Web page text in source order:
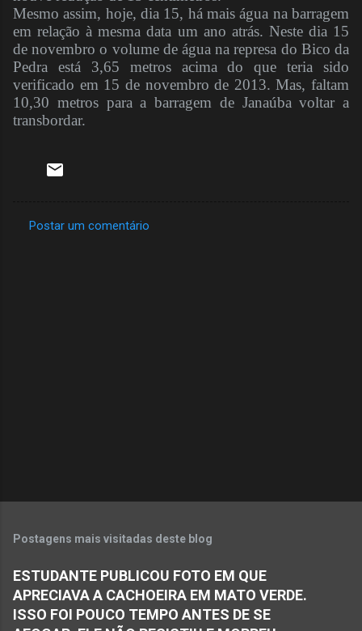
Mesmo assim, hoje, dia 15, há mais água na barragem
em relação à mesma data um ano atrás. Neste dia 15
de novembro o volume de água na represa do Bico da
Pedra está 3,65 metros acima do que teria sido
verificado em 15 de novembro de 2013. Mas, faltam
10,30 metros para a barragem de Janaúba voltar a
transbordar.
Postar um comentário
Postagens mais visitadas deste blog
ESTUDANTE PUBLICOU FOTO EM QUE
APRECIAVA A CACHOEIRA EM MATO VERDE.
ISSO FOI POUCO TEMPO ANTES DE SE